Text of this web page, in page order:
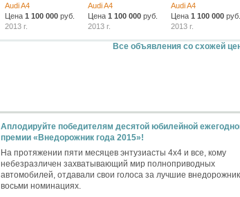
Audi A4
Цена1 100 000 руб.
2013 г.
Audi A4
Цена 1 100 000руб.
2013 г.
Audi A4
Цена 1 100 000руб.
2013 г.
Все объявления со схожей
Аплодируйте победителям десятой юбилейной
премии «Внедорожник года 2015»!
На протяжении пяти месяцев энтузиасты 4х4 и все, кому
небезразличен захватывающий мир полноприводных
автомобилей, отдавали свои голоса за лучшие
восьми номинациях.